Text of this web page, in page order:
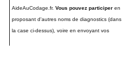
AideAuCodage.fr. Vous pouvez participer en
proposant d'autres noms de diagnostics (dans
la case ci-dessus), voire en envoyant vos